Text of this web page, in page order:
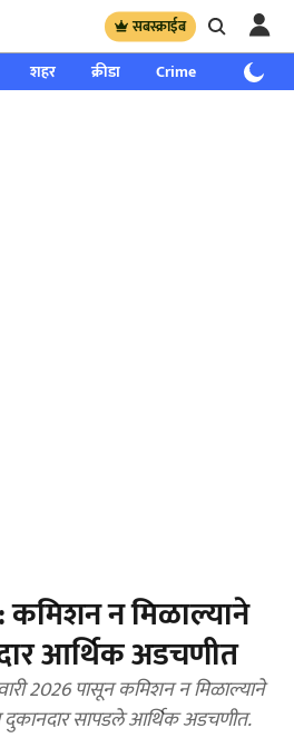
सबस्क्राईब
शहर क्रीडा Crime साप्ताहिक
न मिळाल्याने
आर्थिक अडचणीत
2026 पासून कमिशन न मिळाल्याने
दुकानदार सापडले आर्थिक अडचणीत.